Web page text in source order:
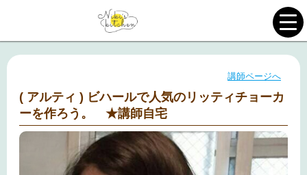
講師ページへ
( アルティ ) ビハールで人気のリッティチョーカ
ーを作ろう。 ★講師自宅